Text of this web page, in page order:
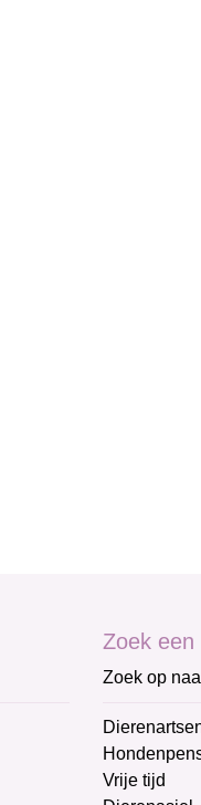
Zoek een
Zoek op
Vrije tijd